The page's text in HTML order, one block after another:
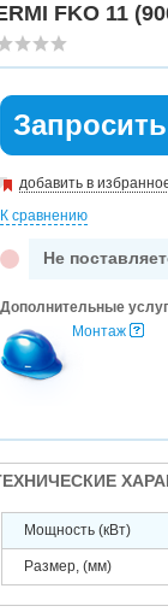
FKO 11
добавить в
К сравнению
Не
Дополнительные
Монтаж
Мощность (кВт)
Размер, (мм)